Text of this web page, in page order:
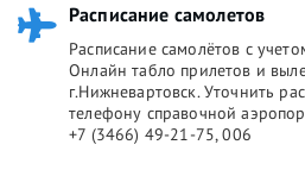
Расписание самолетов
Расписание самолётов с
Онлайн табло прилетов и
г.Нижневартовск. Уточнить
телефону справочной
+7 (3466) 49-21-75, 006